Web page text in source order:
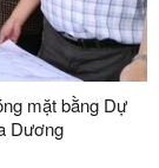
mặt bằng Dự
Dương